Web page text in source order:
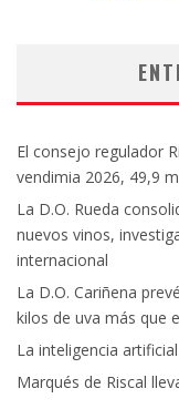
El consejo regulador
vendimia 2026, 49,9
La D.O. Rueda
nuevos vinos,
internacional
La D.O. Cariñena
kilos de uva más que
La inteligencia
Marqués de Riscal